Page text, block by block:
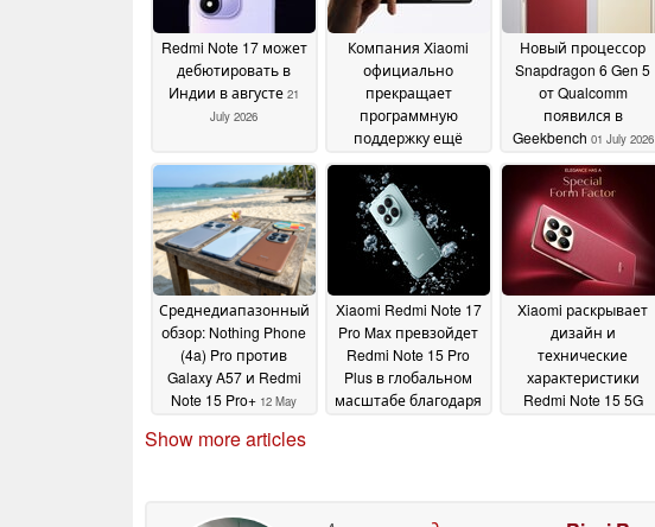
Redmi Note 17 может
дебютировать в
Индии в августе 21
July 2026
Компания Xiaomi
официально
прекращает
программную
поддержку ещё
смартфонов марок
Xiaomi, Poco и Redmi
05 July 2026
Новый процессор
Snapdragon 6 Gen 5
от Qualcomm
появился в
Geekbench 01 July 2026
Среднедиапазонный
обзор: Nothing Phone
(4a) Pro против
Galaxy A57 и Redmi
Note 15 Pro+ 12 May
Xiaomi Redmi Note 17
Pro Max превзойдет
Redmi Note 15 Pro
Plus в глобальном
масштабе благодаря
Xiaomi раскрывает
дизайн и
технические
характеристики
Redmi Note 15 5G
Show more articles